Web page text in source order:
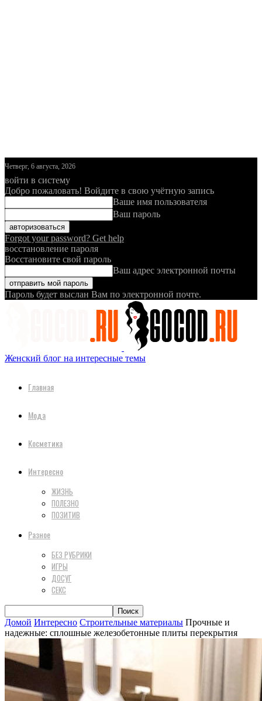
Четверг, 6 августа, 2026
войти в систему
Добро пожаловать! Войдите в свою учётную запись
Ваше имя пользователя
Ваш пароль
Forgot your password? Get help
восстановление пароля
Восстановите свой пароль
Ваш адрес электронной почты
Пароль будет выслан Вам по электронной почте.
Женский блог на интересные темы
Главная
Мода
Косметика
Интересно
ЖИЗНЬ
ПОЛЕЗНО
ПОЗИТИВ
Разное
БЕЗ РУБРИКИ
ИГРЫ
ДОСУГ
СЕКС
Домой Интересно Строительные материалы Прочные и
надежные: сплошные железобетонные плиты перекрытия